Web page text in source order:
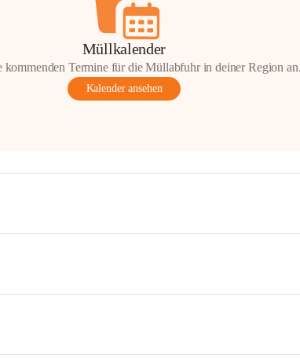
Müllkalender
kommenden Termine für die Müllabfuhr in deiner Region
Kalender ansehen